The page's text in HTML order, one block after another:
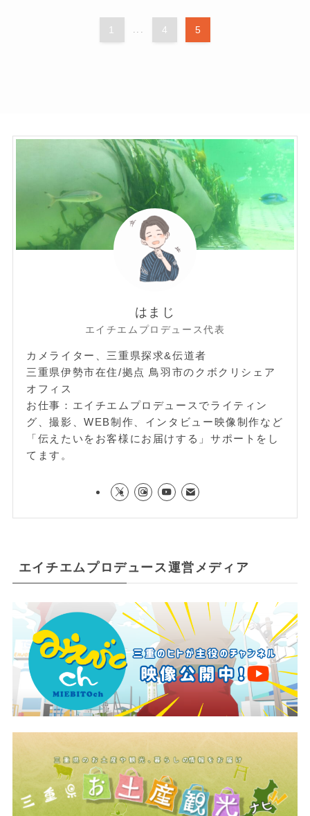
1 ... 4 5
はまじ
エイチエムプロデュース代表
カメライター、三重県探求&伝道者
三重県伊勢市在住/拠点 鳥羽市のクボクリシェア
オフィス
お仕事：エイチエムプロデュースでライティン
グ、撮影、WEB制作、インタビュー映像制作など
「伝えたいをお客様にお届けする」サポートをし
てます。
エイチエムプロデュース運営メディア